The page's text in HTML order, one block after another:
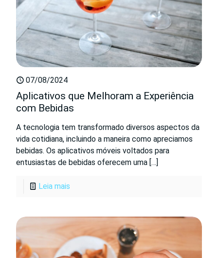
07/08/2024
Aplicativos que Melhoram a Experiência
com Bebidas
A tecnologia tem transformado diversos aspectos da
vida cotidiana, incluindo a maneira como apreciamos
bebidas. Os aplicativos móveis voltados para
entusiastas de bebidas oferecem uma […]
Leia mais